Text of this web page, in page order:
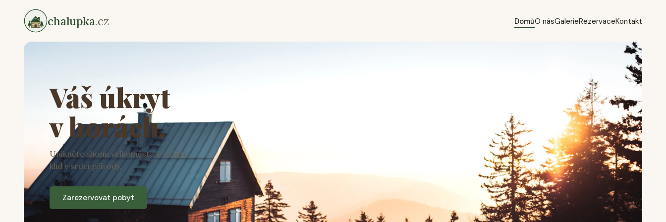
chalupka.cz DomůO násGalerieRezervaceKontakt
Váš úkryt
v horách.
Unikněte shonu velkoměsta a zažijte
klid v srdci přírody.
Zarezervovat pobyt